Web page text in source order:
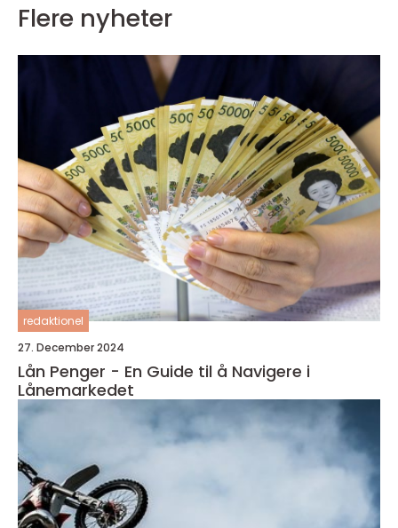
Flere nyheter
redaktionel
27. December 2024
Lån Penger - En Guide til å Navigere i
Lånemarkedet